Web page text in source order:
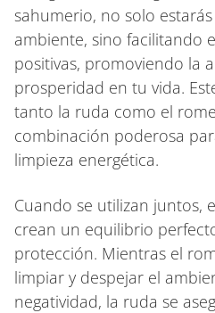
sahumerio, no solo
ambiente, sino facilitando
positivas, promoviendo la
prosperidad en tu vida.
tanto la ruda como el
combinación poderosa
limpieza energética.
Cuando se utilizan juntos,
crean un equilibrio
protección. Mientras el
limpiar y despejar el
negatividad, la ruda se